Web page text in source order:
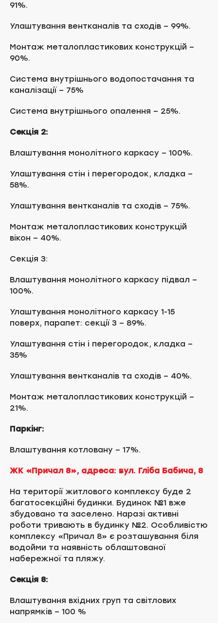
91%.
Улаштування вентканалів та сходів – 99%.
Монтаж металопластикових конструкцій –
90%.
Система внутрішнього водопостачання та
каналізації – 75%
Система внутрішнього опалення – 25%.
Секція 2:
Влаштування монолітного каркасу – 100%.
Улаштування стін і перегородок, кладка –
58%.
Улаштування вентканалів та сходів – 75%.
Монтаж металопластикових конструкцій
вікон – 40%.
Секція 3:
Влаштування монолітного каркасу підвал –
100%.
Улаштування монолітного каркасу 1-15
поверх, парапет: секції 3 – 89%.
Улаштування стін і перегородок, кладка –
35%
Улаштування вентканалів та сходів – 40%.
Монтаж металопластикових конструкцій –
21%.
Паркінг:
Влаштування котловану – 17%.
ЖК «Причал 8», адреса: вул. Гліба Бабича, 8
На території житлового комплексу буде 2
багатосекційні будинки. Будинок №1 вже
збудовано та заселено. Наразі активні
роботи тривають в будинку №2. Особливістю
комплексу «Причал 8» є розташування біля
водойми та наявність облаштованої
набережної та пляжу.
Секція 8:
Влаштування вхідних груп та світлових
напрямків – 100 %